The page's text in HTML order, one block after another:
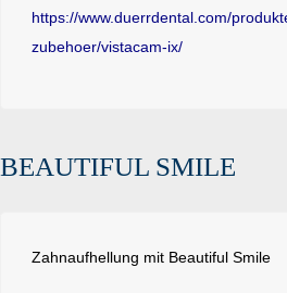
https://www.duerrdental.com/
zubehoer/vistacam-ix/
BEAUTIFUL SMILE
Zahnaufhellung mit Beautiful Smile